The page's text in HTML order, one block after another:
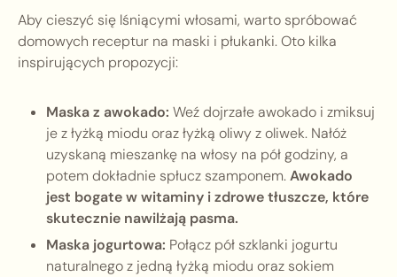
Aby cieszyć się lśniącymi włosami, warto spróbować
domowych receptur na maski i płukanki. Oto kilka
inspirujących propozycji:
Maska z awokado: Weź dojrzałe awokado i zmiksuj
je z łyżką miodu oraz łyżką oliwy z oliwek. Nałóż
uzyskaną mieszankę na włosy na pół godziny, a
potem dokładnie spłucz szamponem.Awokado
jest bogate w witaminy i zdrowe tłuszcze, które
skutecznie nawilżają pasma.
Maska jogurtowa: Połącz pół szklanki jogurtu
naturalnego z jedną łyżką miodu oraz sokiem